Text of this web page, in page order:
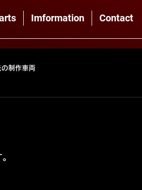
Imformation Contact
の制作車両